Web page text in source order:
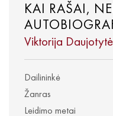
KAI RAŠAI,
Viktorija Daujotytė
Dailininkė
Žanras
Leidimo metai